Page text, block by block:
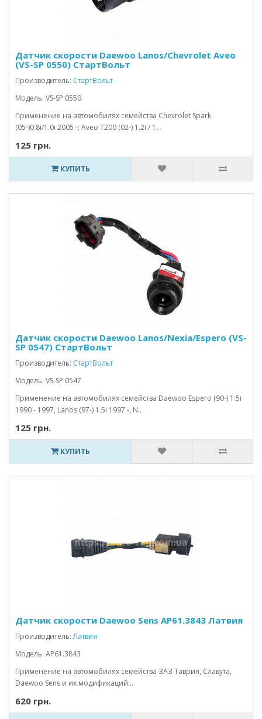
Датчик скорости Daewoo Lanos/Chevrolet Aveo
(VS-SP 0550) СтартВольт
Производитель: СтартВольт
Модель: VS-SP 0550
Применение на автомобилях семейства Chevrolet Spark
(05-)0.8i/1.0i 2005 -; Aveo T200 (02-) 1.2i / 1...
125 грн.
КУПИТЬ
Датчик скорости Daewoo Lanos/Nexia/Espero (VS-
SP 0547) СтартВольт
Производитель: СтартВольт
Модель: VS-SP 0547
Применение на автомобилях семейства Daewoo Espero (90-) 1.5i
1990 - 1997, Lanos (97-) 1.5i 1997 -, N..
125 грн.
КУПИТЬ
Датчик скорости Daewoo Sens АР61.3843 Латвия
Производитель:Латвия
Модель: АР61.3843
Применение на автомобилях семейства ЗАЗ Таврия, Славута,
Daewoo Sens и их модификаций...
620 грн.